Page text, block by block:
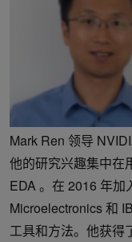
Mark Ren 领导
他的研究兴趣集中在
EDA 。在 2016 年加
Microelectronics 和
工具和方法。他获得